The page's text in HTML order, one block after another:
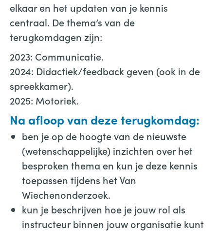
elkaar en het updaten van je kennis
centraal. De thema’s van de
terugkomdagen zijn:
2023: Communicatie.
2024: Didactiek/feedback geven (ook in de
spreekkamer).
2025: Motoriek.
Na afloop van deze terugkomdag:
ben je op de hoogte van de nieuwste
(wetenschappelijke) inzichten over het
besproken thema en kun je deze kennis
toepassen tijdens het Van
Wiechenonderzoek.
kun je beschrijven hoe je jouw rol als
instructeur binnen jouw organisatie kunt